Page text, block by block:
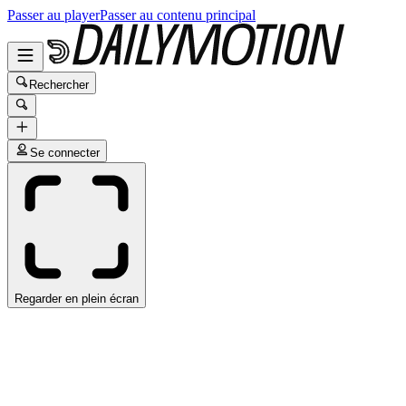
Passer au playerPasser au contenu principal
Rechercher
Se connecter
Regarder en plein écran